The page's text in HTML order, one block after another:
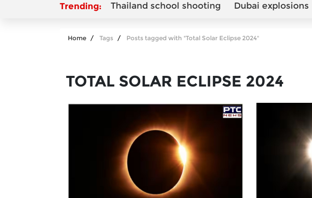
Trending: Thailand school shooting Dubai explosions
Home Tags Posts tagged with "Total Solar Eclipse 2024"
TOTAL SOLAR ECLIPSE 2024